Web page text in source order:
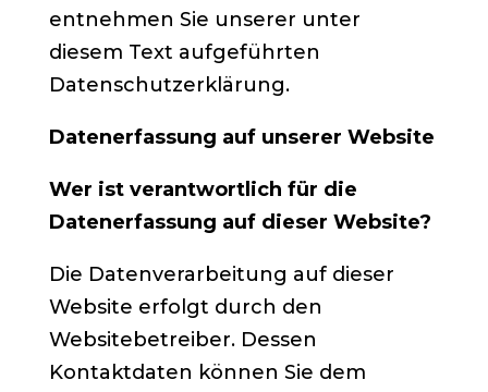
entnehmen Sie unserer unter
diesem Text aufgeführten
Datenschutzerklärung.
Datenerfassung auf unserer Website
Wer ist verantwortlich für die
Datenerfassung auf dieser Website?
Die Datenverarbeitung auf dieser
Website erfolgt durch den
Websitebetreiber. Dessen
Kontaktdaten können Sie dem